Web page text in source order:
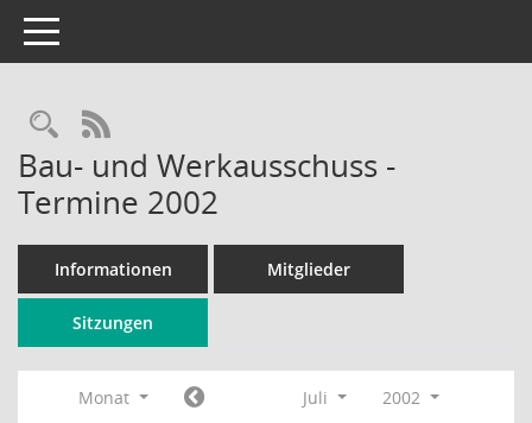
Toggle navigation
Rechercheauswahl
RSS-Feed
Bau- und Werkausschuss -
Termine 2002
Informationen Mitglieder
Sitzungen
Monat Juli
2002